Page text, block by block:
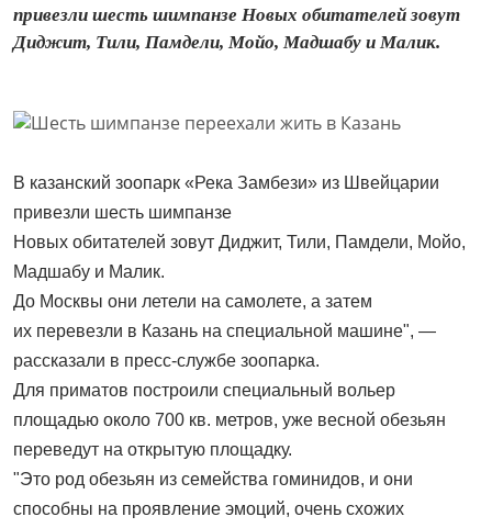
привезли шесть шимпанзе Новых обитателей зовут
Диджит, Тили, Памдели, Мойо, Мадшабу и Малик.
В казанский зоопарк «Река Замбези» из Швейцарии
привезли шесть шимпанзе
Новых обитателей зовут Диджит, Тили, Памдели, Мойо,
Мадшабу и Малик.
До Москвы они летели на самолете, а затем
их перевезли в Казань на специальной машине", —
рассказали в пресс-службе зоопарка.
Для приматов построили специальный вольер
площадью около 700 кв. метров, уже весной обезьян
переведут на открытую площадку.
"Это род обезьян из семейства гоминидов, и они
способны на проявление эмоций, очень схожих